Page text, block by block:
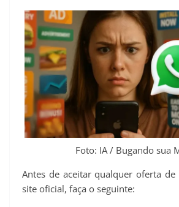
Foto: IA / Bugando sua
Antes de aceitar qualquer oferta
site oficial, faça o seguinte: